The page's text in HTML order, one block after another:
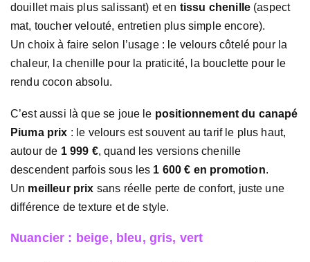
douillet mais plus salissant) et en tissu chenille (aspect
mat, toucher velouté, entretien plus simple encore).
Un choix à faire selon l’usage : le velours côtelé pour la
chaleur, la chenille pour la praticité, la bouclette pour le
rendu cocon absolu.
C’est aussi là que se joue le positionnement du canapé
Piuma prix : le velours est souvent au tarif le plus haut,
autour de 1 999 €, quand les versions chenille
descendent parfois sous les 1 600 € en promotion.
Un meilleur prix sans réelle perte de confort, juste une
différence de texture et de style.
Nuancier : beige, bleu, gris, vert